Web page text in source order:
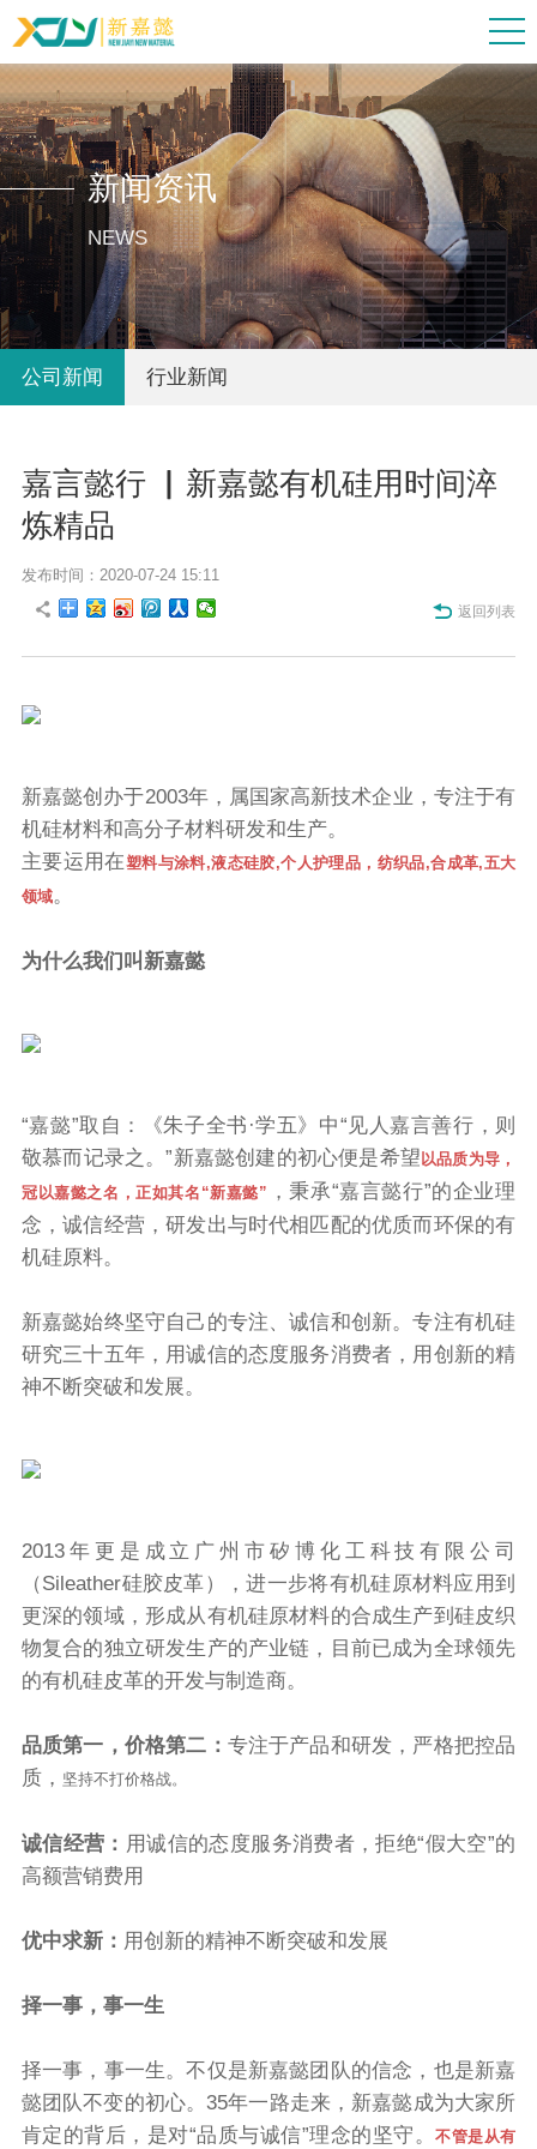
新闻资讯
NEWS
公司新闻 行业新闻
嘉言懿行 ▏新嘉懿有机硅用时间淬
炼精品
发布时间：2020-07-24 15:11
返回列表
新嘉懿创办于2003年，属国家高新技术企业，专注于有
机硅材料和高分子材料研发和生产。
主要运用在塑料与涂料,液态硅胶,个人护理品，纺织品,合成革,五大
领域。
为什么我们叫新嘉懿
“嘉懿”取自：《朱子全书·学五》中“见人嘉言善行，则
敬慕而记录之。”新嘉懿创建的初心便是希望以品质为导，
冠以嘉懿之名，正如其名“新嘉懿” ，秉承“嘉言懿行”的企业理
念，诚信经营，研发出与时代相匹配的优质而环保的有
机硅原料。
新嘉懿始终坚守自己的专注、诚信和创新。专注有机硅
研究三十五年，用诚信的态度服务消费者，用创新的精
神不断突破和发展。
2013年更是成立广州市矽博化工科技有限公司
（Sileather硅胶皮革），进一步将有机硅原材料应用到
更深的领域，形成从有机硅原材料的合成生产到硅皮织
物复合的独立研发生产的产业链，目前已成为全球领先
的有机硅皮革的开发与制造商。
品质第一，价格第二： 专注于产品和研发，严格把控品
质， 坚持不打价格战。
诚信经营： 用诚信的态度服务消费者，拒绝“假大空”的
高额营销费用
优中求新： 用创新的精神不断突破和发展
择一事，事一生
择一事，事一生。不仅是新嘉懿团队的信念，也是新嘉
懿团队不变的初心。35年一路走来，新嘉懿成为大家所
肯定的背后，是对“品质与诚信”理念的坚守。不管是从有